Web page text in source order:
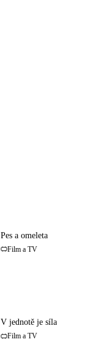
Pes a omeleta
Film a TV
V jednotě je síla
Film a TV